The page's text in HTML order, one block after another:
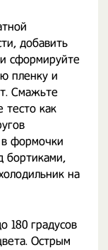
добавить
сформируйте
пленку и
Смажьте
тесто как
формочки
бортиками,
на
180 градусов
Острым